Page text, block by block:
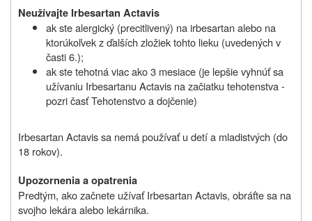
Neužívajte Irbesartan Actavis
ak ste alergický (precitlivený) na irbesartan alebo na
ktorúkoľvek z ďalších zložiek tohto lieku (uvedených v
časti 6.);
ak ste tehotná viac ako 3 mesiace (je lepšie vyhnúť sa
užívaniu Irbesartanu Actavis na začiatku tehotenstva -
pozri časť Tehotenstvo a dojčenie)
Irbesartan Actavis sa nemá používať u detí a mladistvých (do
18 rokov).
Upozornenia a opatrenia
Predtým, ako začnete užívať Irbesartan Actavis, obráťte sa na
svojho lekára alebo lekárnika.